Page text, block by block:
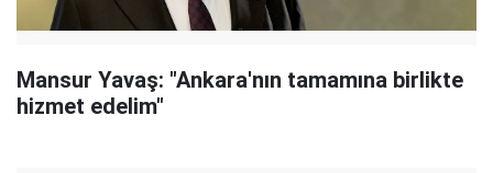
Mansur Yavaş: "Ankara'nın tamamına birlikte
hizmet edelim"